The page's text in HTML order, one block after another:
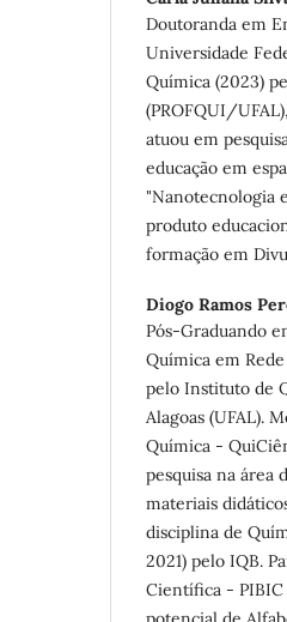
Doutoranda em
Universidade
Química (2023)
(PROFQUI/
atuou em
educação em
"Nanotecnologia
produto
formação em
Diogo Ramos
Pós-Graduando
Química em
pelo Instituto de
Alagoas (UFAL).
Química -
pesquisa na área
materiais
disciplina de
2021) pelo IQB.
Científica -